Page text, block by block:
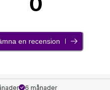
en recension
6 månader